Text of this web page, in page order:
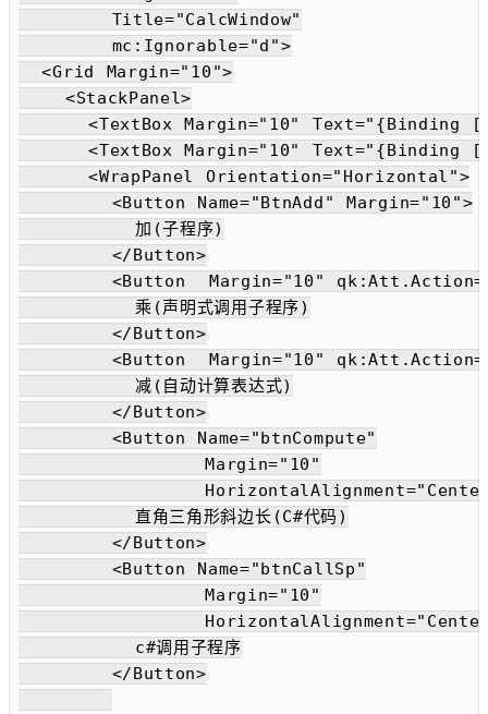
        Title="CalcWindow"
        mc:Ignorable="d">
  <Grid Margin="10">
    <StackPanel>
<TextBox Margin="10" Text="{Binding
<TextBox Margin="10" Text="{Binding
      <WrapPanel Orientation="Horizontal">
        <Button Name="BtnAdd" Margin="10">
          加(子程序)
        </Button>
<Button  Margin="10"
          乘(声明式调用子程序)
        </Button>
<Button  Margin="10"
          减(自动计算表达式)
        </Button>
        <Button Name="btnCompute"
                Margin="10"
          直角三角形斜边长(C#代码)
        </Button>
        <Button Name="btnCallSp"
                Margin="10"
          c#调用子程序
        </Button>